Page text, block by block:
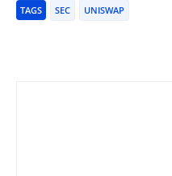
TAGS SEC UNISWAP